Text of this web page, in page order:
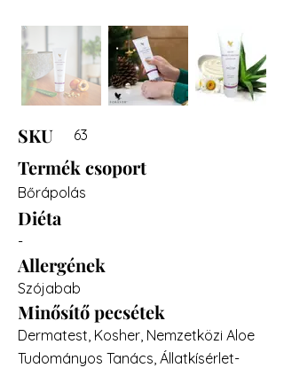
SKU 63
Termék csoport
Bőrápolás
Diéta
-
Allergének
Szójabab
Minősítő pecsétek
Dermatest, Kosher, Nemzetközi Aloe
Tudományos Tanács, Állatkísérlet-